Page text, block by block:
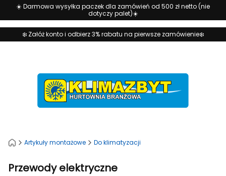
☀️ Darmowa wysyłka paczek dla zamówień od 500 zł netto (nie
dotyczy palet)☀️
❄️ Załóż konto i odbierz 3% rabatu na pierwsze zamówienie❄️
Artykuły montażowe Do klimatyzacji
Przewody elektryczne